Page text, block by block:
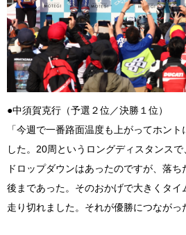
●中須賀克行（予選２位／決勝１位）
「今週で一番路面温度も上がってホン
した。20周というロングディスタンス
ドロップダウンはあったのですが、落
後まであった。そのおかげで大きくタイ
走り切れました。それが優勝につながっ